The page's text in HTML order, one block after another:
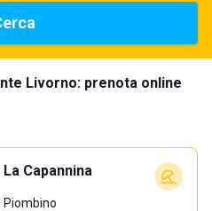
Livorno: prenota online
Capannina
Piombino